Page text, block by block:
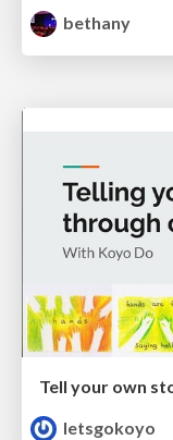
bethany
Tell your own
letsgokoyo